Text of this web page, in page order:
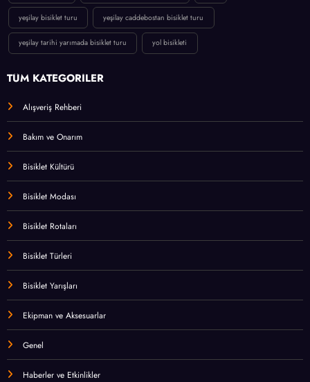
yeşilay bisiklet turu yeşilay caddebostan bisiklet turu
yeşilay tarihi yarımada bisiklet turu yol bisikleti
TÜM KATEGORİLER
Alışveriş Rehberi
Bakım ve Onarım
Bisiklet Kültürü
Bisiklet Modası
Bisiklet Rotaları
Bisiklet Türleri
Bisiklet Yarışları
Ekipman ve Aksesuarlar
Genel
Haberler ve Etkinlikler